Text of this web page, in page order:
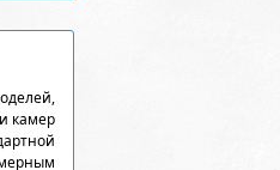
камер